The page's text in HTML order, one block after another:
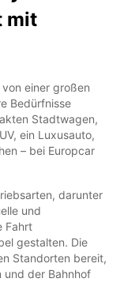
mit
einer großen
Bedürfnisse
Stadtwagen,
ein Luxusauto,
– bei Europcar
darunter
und
Fahrt
gestalten. Die
Standorten bereit,
der Bahnhof